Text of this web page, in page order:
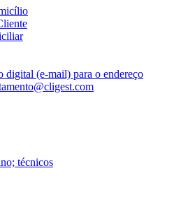
digital (e-mail) para o endereço
técnicos